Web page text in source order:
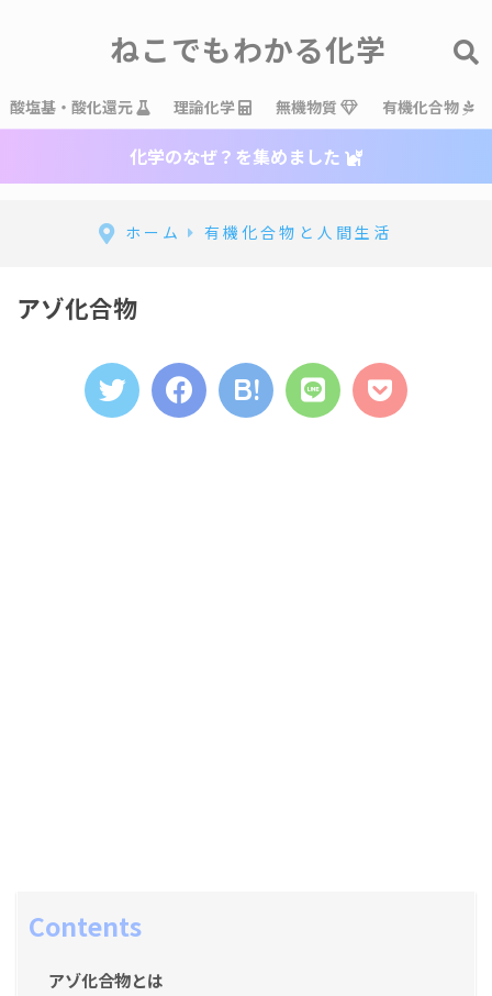
ねこでもわかる化学
酸塩基・酸化還元 理論化学 無機物質 有機化合物
化学のなぜ？を集めました
ホーム 有機化合物と人間生活
アゾ化合物
Contents
アゾ化合物とは